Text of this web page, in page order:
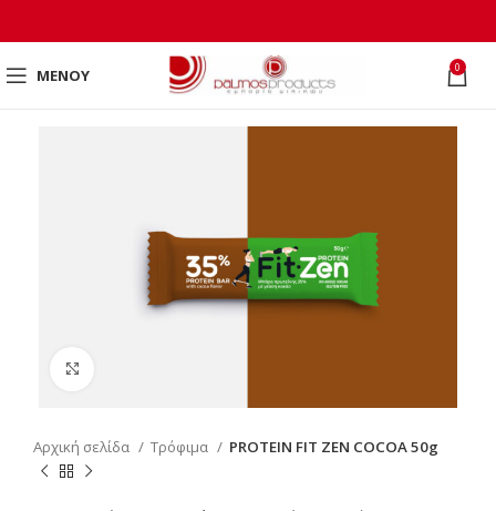
ΜΕΝΟΎ 0
Αρχική σελίδα Τρόφιμα PROTEIN FIT ZEN COCOA 50g